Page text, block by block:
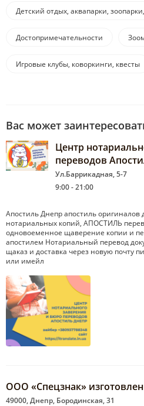
Детский отдых, аквапарки,
Достопримечательности
Игровые клубы, коворкинги, квесты
Вас может
Центр
переводов
Ул.Баррикадная, 5-7
9:00 - 21:00
Апостиль Днепр апостиль оригиналов
нотариальных копий, АПОСТИЛЬ
одновоеменное щаверение копии и
апостилем Нотариальный перевод
щаказ и доставка через новую почту
или имейл
ООО «Спецзнак»
49000, Днепр, Бородинская, 31